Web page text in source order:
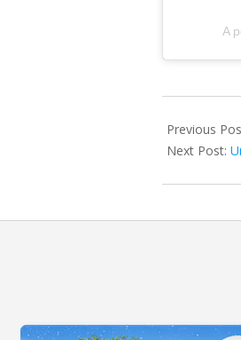
A
03-
13
Previous
Next Post: